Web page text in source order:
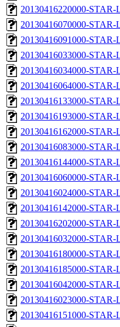
20130416220000-
20130416070000-
20130416091000-
20130416033000-
20130416034000-
20130416064000-
20130416133000-
20130416193000-
20130416162000-
20130416083000-
20130416144000-
20130416060000-
20130416024000-
20130416142000-
20130416202000-
20130416032000-
20130416180000-
20130416185000-
20130416042000-
20130416023000-
20130416151000-